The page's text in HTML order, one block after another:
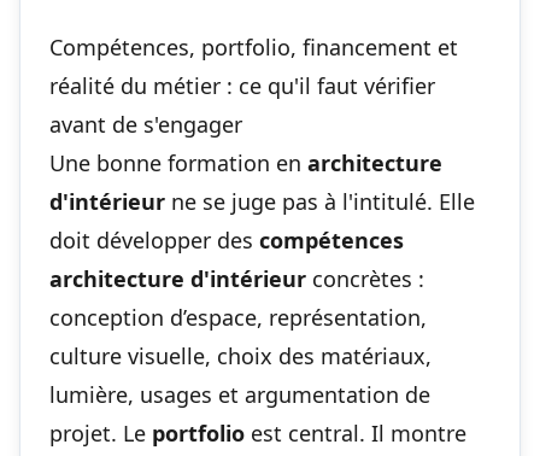
Compétences, portfolio, financement et
réalité du métier : ce qu'il faut vérifier
avant de s'engager
Une bonne formation en architecture
d'intérieur ne se juge pas à l'intitulé. Elle
doit développer des compétences
architecture d'intérieur concrètes :
conception d’espace, représentation,
culture visuelle, choix des matériaux,
lumière, usages et argumentation de
projet. Le portfolio est central. Il montre